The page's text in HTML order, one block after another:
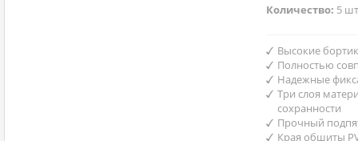
Количество: 5
Высокие
Полностью
Надежные
Три слоя
сохранности
Прочный
Края обшиты